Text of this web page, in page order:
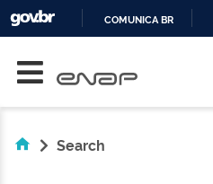
COMUNICA BR
Search